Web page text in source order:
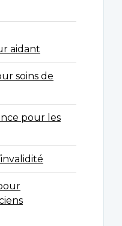
aidant
soins de
pour les